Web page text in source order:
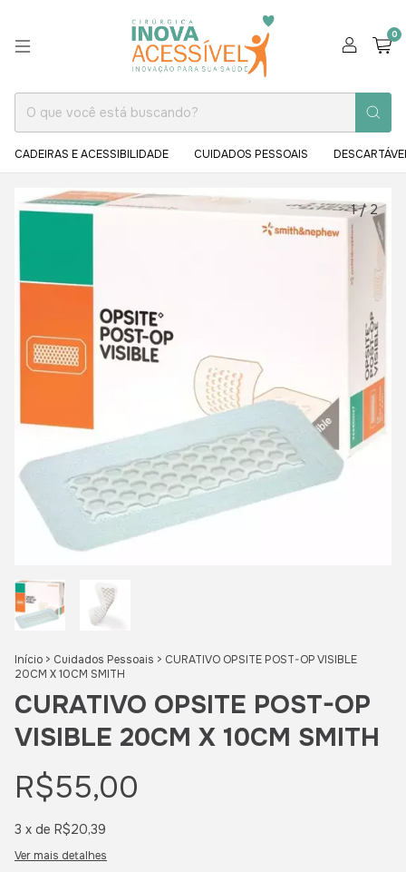
0
CADEIRAS E ACESSIBILIDADE CUIDADOS PESSOAIS
1/2
Início > Cuidados Pessoais > CURATIVO OPSITE POST-OP VISIBLE
20CM X 10CM SMITH
CURATIVO OPSITE POST-OP
VISIBLE 20CM X 10CM SMITH
R$55,00
3 x de R$20,39
Ver mais detalhes